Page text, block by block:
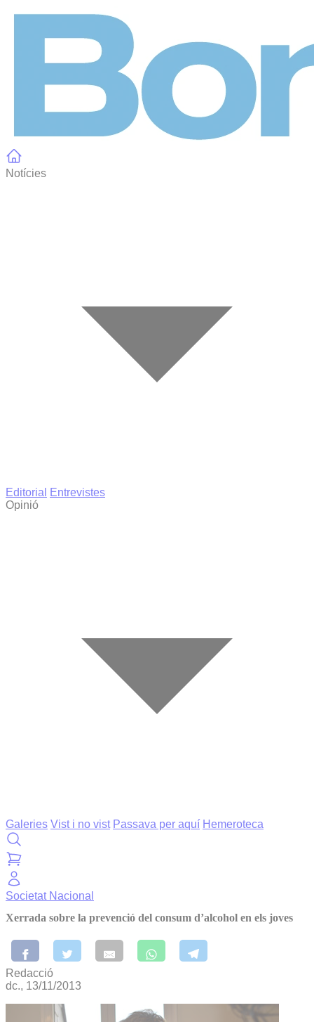
Notícies
Editorial
Entrevistes
Opinió
Galeries Vist i no vist Passava per aquí Hemeroteca
Societat Nacional
Xerrada sobre la prevenció del consum d’alcohol en els joves
Redacció
dc., 13/11/2013